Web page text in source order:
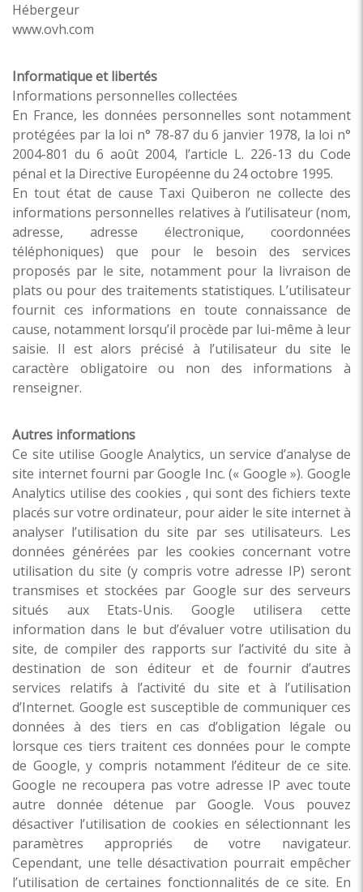
Hébergeur
www.ovh.com
Informatique et libertés
Informations personnelles collectées
En France, les données personnelles sont notamment
protégées par la loi n° 78-87 du 6 janvier 1978, la loi n°
2004-801 du 6 août 2004, l’article L. 226-13 du Code
pénal et la Directive Européenne du 24 octobre 1995.
En tout état de cause Taxi Quiberon ne collecte des
informations personnelles relatives à l’utilisateur (nom,
adresse, adresse électronique, coordonnées
téléphoniques) que pour le besoin des services
proposés par le site, notamment pour la livraison de
plats ou pour des traitements statistiques. L’utilisateur
fournit ces informations en toute connaissance de
cause, notamment lorsqu’il procède par lui-même à leur
saisie. Il est alors précisé à l’utilisateur du site le
caractère obligatoire ou non des informations à
renseigner.
Autres informations
Ce site utilise Google Analytics, un service d’analyse de
site internet fourni par Google Inc. (« Google »). Google
Analytics utilise des cookies , qui sont des fichiers texte
placés sur votre ordinateur, pour aider le site internet à
analyser l’utilisation du site par ses utilisateurs. Les
données générées par les cookies concernant votre
utilisation du site (y compris votre adresse IP) seront
transmises et stockées par Google sur des serveurs
situés aux Etats-Unis. Google utilisera cette
information dans le but d’évaluer votre utilisation du
site, de compiler des rapports sur l’activité du site à
destination de son éditeur et de fournir d’autres
services relatifs à l’activité du site et à l’utilisation
d’Internet. Google est susceptible de communiquer ces
données à des tiers en cas d’obligation légale ou
lorsque ces tiers traitent ces données pour le compte
de Google, y compris notamment l’éditeur de ce site.
Google ne recoupera pas votre adresse IP avec toute
autre donnée détenue par Google. Vous pouvez
désactiver l’utilisation de cookies en sélectionnant les
paramètres appropriés de votre navigateur.
Cependant, une telle désactivation pourrait empêcher
l’utilisation de certaines fonctionnalités de ce site. En